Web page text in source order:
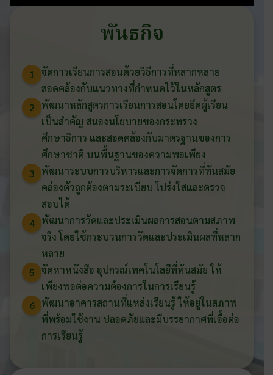
พันธกิจ
1 จัดการเรียนการสอนด้วยวิธีการที่หลากหลาย
สอดคล้องกับแนวทางที่กำหนดไว้ในหลักสูตร
2
พัฒนาหลักสูตรการเรียนการสอนโดยยึดผู้เรียน
เป็นสำคัญ สนองนโยบายของกระทรวง
ศึกษาธิการ และสอดคล้องกับมาตรฐานของการ
ศึกษาชาติ บนพื้นฐานของความพอเพียง
3
พัฒนาระบบการบริหารและการจัดการที่ทันสมัย
คล่องตัวถูกต้องตามระเบียบ โปร่งใสและตรวจ
สอบได้
4 พัฒนาการวัดและประเมินผลการสอนตามสภาพ
จริง โดยใช้กระบวนการวัดและประเมินผลที่หลาก
หลาย
5 จัดหาหนังสือ อุปกรณ์เทคโนโลยีที่ทันสมัย ให้
เพียงพอต่อความต้องการในการเรียนรู้
6 พัฒนาอาคารสถานที่แหล่งเรียนรู้ ให้อยู่ในสภาพ
ที่พร้อมใช้งาน ปลอดภัยและมีบรรยากาศที่เอื้อต่อ
การเรียนรู้